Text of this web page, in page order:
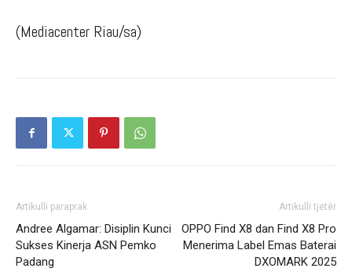
(Mediacenter Riau/sa)
Artikulli paraprak
Andree Algamar: Disiplin Kunci
Sukses Kinerja ASN Pemko
Padang
Artikulli tjetër
OPPO Find X8 dan Find X8 Pro
Menerima Label Emas Baterai
DXOMARK 2025